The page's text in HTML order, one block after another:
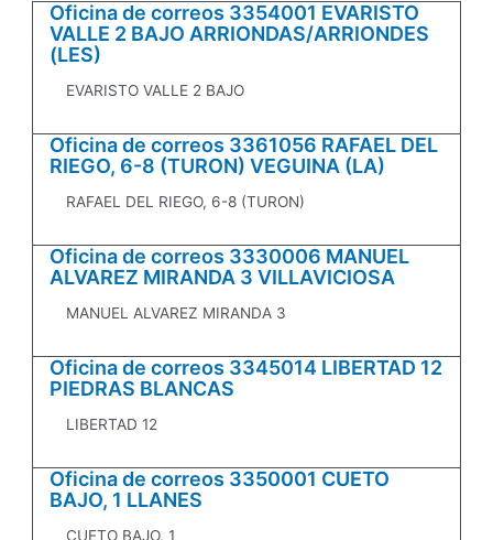
Oficina de correos 3354001 EVARISTO
VALLE 2 BAJO ARRIONDAS/ARRIONDES
(LES)
EVARISTO VALLE 2 BAJO
Oficina de correos 3361056 RAFAEL DEL
RIEGO, 6-8 (TURON) VEGUINA (LA)
RAFAEL DEL RIEGO, 6-8 (TURON)
Oficina de correos 3330006 MANUEL
ALVAREZ MIRANDA 3 VILLAVICIOSA
MANUEL ALVAREZ MIRANDA 3
Oficina de correos 3345014 LIBERTAD 12
PIEDRAS BLANCAS
LIBERTAD 12
Oficina de correos 3350001 CUETO
BAJO, 1 LLANES
CUETO BAJO, 1